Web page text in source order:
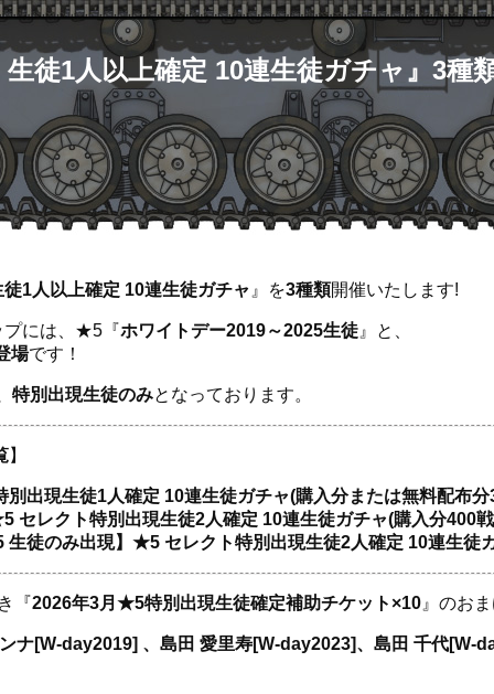
徒1人以上確定 10連生徒ガチャ』3種
1人以上確定 10連生徒ガチャ 』を3種類開催いたします!
プには、★5『ホワイトデー2019～2025生徒 』と、
場です！
特別出現生徒のみとなっております。
】
出現生徒1人確定 10連生徒ガチャ(購入分または無料配布分
セレクト特別出現生徒2人確定 10連生徒ガチャ(購入分400
徒のみ出現】★5 セレクト特別出現生徒2人確定 10連生徒
『2026年3月★5特別出現生徒確定補助チケット×10 』のお
ナ[W-day2019] 、島田 愛里寿[W-day2023]、島田 千代[W-